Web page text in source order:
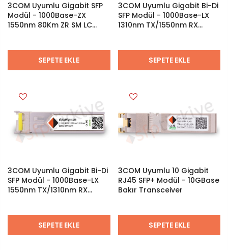
3COM Uyumlu Gigabit SFP
Modül - 1000Base-ZX
1550nm 80Km ZR SM LC
SEPETE EKLE
3COM Uyumlu Gigabit Bi-Di
SFP Modül - 1000Base-LX
1310nm TX/1550nm RX
SEPETE EKLE
3COM Uyumlu Gigabit Bi-Di
SFP Modül - 1000Base-LX
1550nm TX/1310nm RX
SEPETE EKLE
3COM Uyumlu 10 Gigabit
RJ45 SFP+ Modül - 10GBase
Bakır Transceiver
SEPETE EKLE